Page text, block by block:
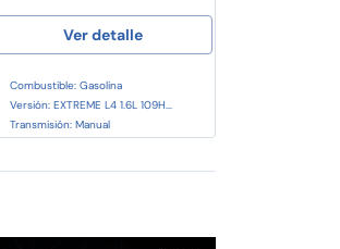
Ver detalle
Combustible: Gasolina
Versión: EXTREME L4 1.6L 109H...
Transmisión: Manual